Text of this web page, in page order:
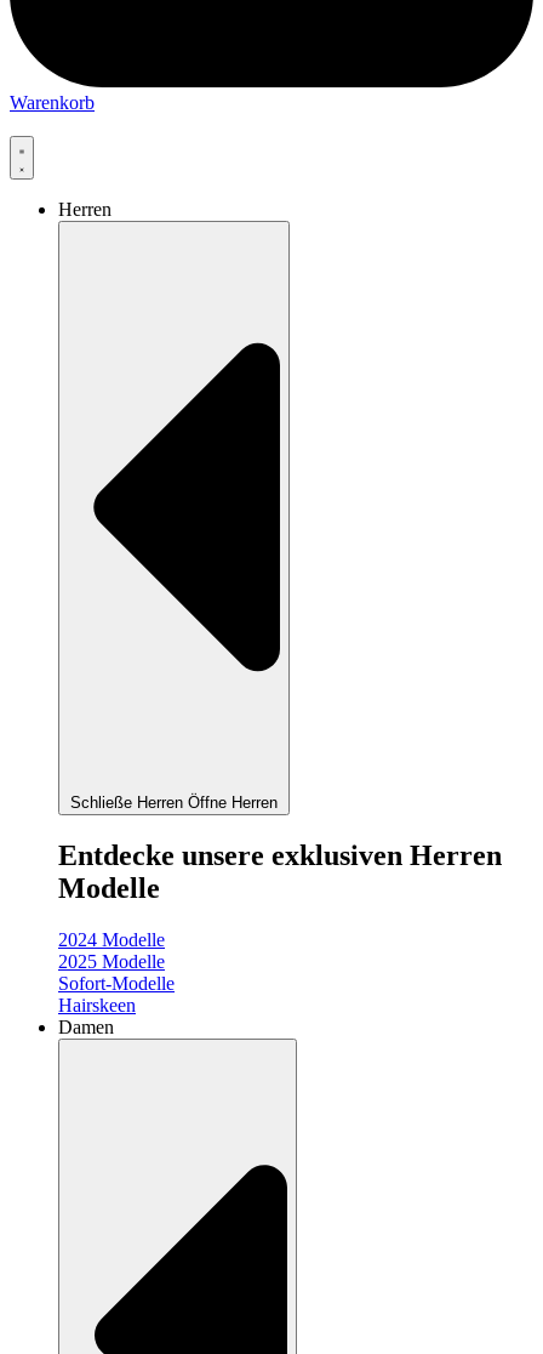
Warenkorb
Herren
Schließe Herren Öffne Herren
Entdecke unsere exklusiven Herren
Modelle
2024 Modelle
2025 Modelle
Sofort-Modelle
Hairskeen
Damen